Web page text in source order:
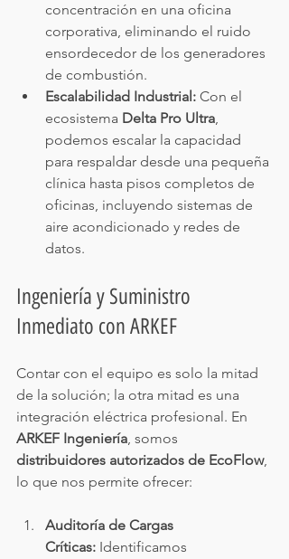
concentración en una oficina
corporativa, eliminando el ruido
ensordecedor de los generadores
de combustión.
Escalabilidad Industrial: Con el
ecosistema Delta Pro Ultra,
podemos escalar la capacidad
para respaldar desde una pequeña
clínica hasta pisos completos de
oficinas, incluyendo sistemas de
aire acondicionado y redes de
datos.
Ingeniería y Suministro
Inmediato con ARKEF
Contar con el equipo es solo la mitad
de la solución; la otra mitad es una
integración eléctrica profesional. En
ARKEF Ingeniería, somos
distribuidores autorizados de EcoFlow,
lo que nos permite ofrecer:
Auditoría de Cargas
Críticas: Identificamos